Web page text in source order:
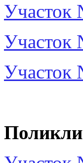
Участок
Участок
Участок